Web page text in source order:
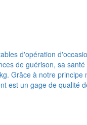
d'opération
de guérison, sa
Grâce à notre
est un gage de